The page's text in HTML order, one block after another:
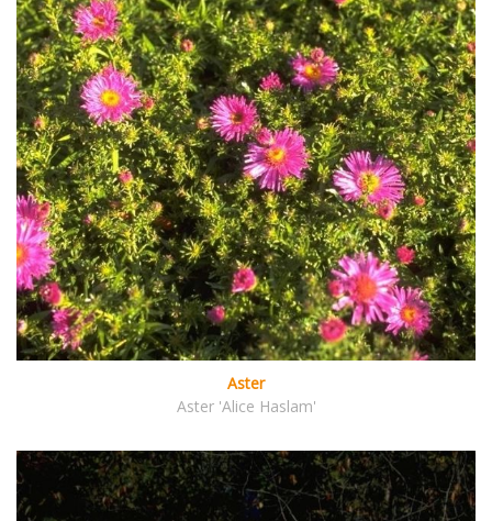
Aster
Aster 'Alice Haslam'